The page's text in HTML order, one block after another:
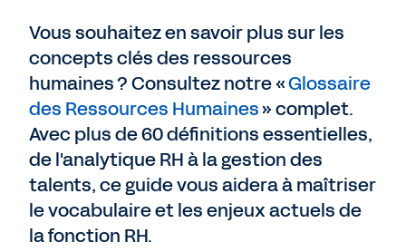
Vous souhaitez en savoir plus sur les
concepts clés des ressources
humaines ? Consultez notre «Glossaire
des Ressources Humaines» complet.
Avec plus de 60 définitions essentielles,
de l'analytique RH à la gestion des
talents, ce guide vous aidera à maîtriser
le vocabulaire et les enjeux actuels de
la fonction RH.